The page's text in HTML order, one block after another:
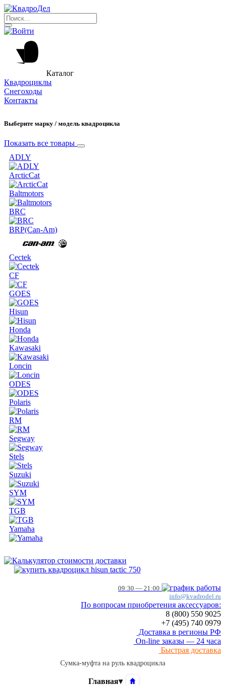
Каталог
Квадроциклы
Снегоходы
Контакты
Выберите марку / модель квадроцикла
Показать все товары
ADLY
ArcticCat
Baltmotors
BRC
BRP(Can-Am)
Cectek
CF
GOES
Hisun
Honda
Kawasaki
Loncin
ODES
Polaris
RM
Segway
Stels
Suzuki
SYM
TGB
Yamaha
09:30 — 21:00
info@kvadrodel.ru
По вопросам приобретения аксессуаров:
8 (800) 550 9025
+7 (495) 740 0979
Доставка в регионы РФ
On-line заказы — 24 часа
Быстрая доставка
Сумка-муфта на руль квадроцикла
Главная▾